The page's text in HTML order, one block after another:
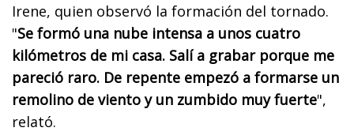
Irene, quien observó la formación del tornado.
"Se formó una nube intensa a unos cuatro
kilómetros de mi casa. Salí a grabar porque me
pareció raro. De repente empezó a formarse un
remolino de viento y un zumbido muy fuerte",
relató.